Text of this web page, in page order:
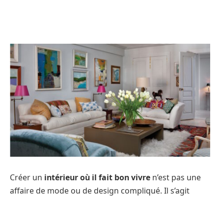
Créer un intérieur où il fait bon vivre n’est pas une
affaire de mode ou de design compliqué. Il s’agit